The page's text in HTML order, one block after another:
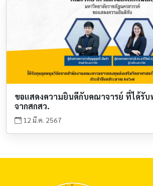
ขอแสดงความยินดีกับคณาจารย์ ที่ได้รั
จากสกสว.
12 มี.ค. 2567